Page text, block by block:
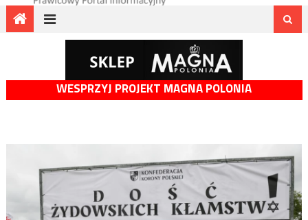
WESPRZYJ PROJEKT MAGNA POLONIA